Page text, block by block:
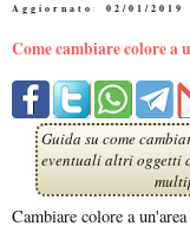
Aggiornato: 02/01/2019
Come cambiare colore a
Guida su come
eventuali altri oggetti
Cambiare colore a